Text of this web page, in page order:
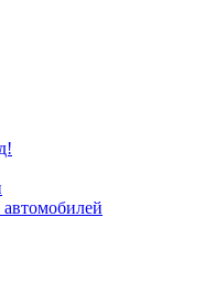
автомобилей